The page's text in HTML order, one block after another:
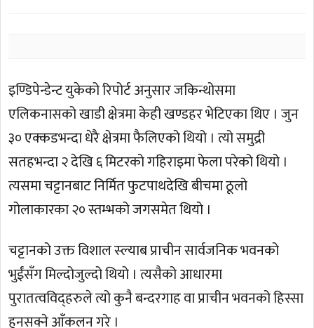
इण्डिपेन्डेन्ट युकेको रिपोर्ट अनुसार जकिन्थोसमा
एलिकनासको खाडी क्षेत्रमा केही खण्डहर भेटिएका थिए । जुन
३० एक्कडभन्दा धेरै क्षेत्रमा फैलिएको थियो । त्यो समुद्री
सतहभन्दा २ देखि ६ मिटरको गहिराइमा फेला परेको थियो ।
त्यसमा चट्टानबाट निर्मित फुटपाथदेखि बीचमा ठूलो
गोलाकारका २० स्तम्भको जगसमेत थियो ।
चट्टानको उक्त विशाल स्ल्याब प्राचीन सार्वजनिक भवनको
भुईंसँग मिल्दोजुल्दो थियो । त्यसैको आधारमा
पुरातत्वविद्हरुले त्यो कुनै बन्दरगाह वा प्राचीन भवनको हिस्सा
हुनसक्ने आँकलन गरे ।